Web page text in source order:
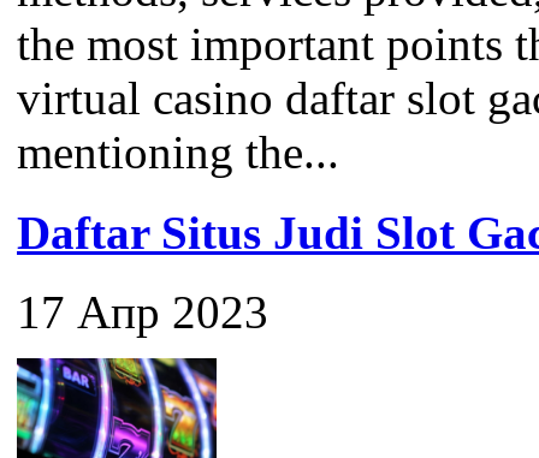
the most important points
virtual casino daftar slot
mentioning the...
Daftar Situs Judi Slot
17 Апр 2023